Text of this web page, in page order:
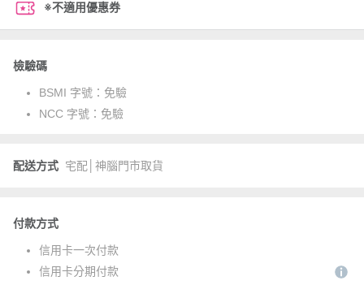
※不適用優惠券
檢驗碼
BSMI 字號： 免驗
NCC 字號： 免驗
配送方式 宅配│神腦門市取貨
付款方式
信用卡一次付款
信用卡分期付款